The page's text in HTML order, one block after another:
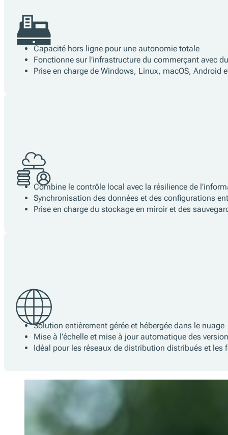
pour chaque règle fiscale.
Options d'architecture
Capacité hors ligne pour une autonomie totale
Fonctionne sur l’infrastructure du commerçant avec
Prise en charge de Windows, Linux, macOS, Android
Combine le contrôle local avec la résilience de
Synchronisation des données et des configurations
Prise en charge du stockage en miroir et des